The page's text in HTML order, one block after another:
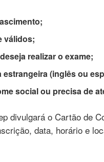
válidos;
realizar o exame;
estrangeira (inglês ou
social ou precisa de
divulgará o Cartão de
data, horário e